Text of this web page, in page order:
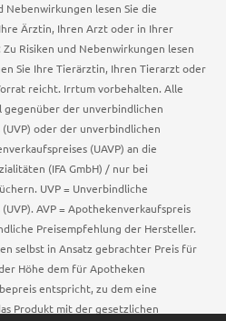
lesen Sie die
Ärztin, Ihren Arzt oder in Ihrer
Risiken und Nebenwirkungen lesen
Sie Ihre Tierärztin, Ihren Tierarzt oder
reicht. Irrtum vorbehalten. Alle
gegenüber der unverbindlichen
oder der unverbindlichen
(UAVP) an die
(IFA GmbH) / nur bei
UVP = Unverbindliche
AVP = Apothekenverkaufspreis
Preisempfehlung der Hersteller.
selbst in Ansatz gebrachter Preis für
Höhe dem für Apotheken
entspricht, zu dem eine
Produkt mit der gesetzlichen